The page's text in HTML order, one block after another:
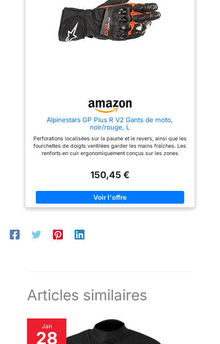
Alpinestars GP Plus R V2 Gants de moto,
noir/rouge, L
Perforations localisées sur la paume et le revers, ainsi que les
fourchettes de doigts ventilées garder les mains fraîches. Les
renforts en cuir ergonomiquement conçus sur les zones
Alpinestars développé insert stretch ergonomique entre le
considérablement le mouvement des mains. Universell Les
curseurs composés avancés de paume et de doigt de
polymère pour la résistance d'impact et d'abrasion. La
La fermeture intègre une sangle réglable pour le poignet pour
150,45 €
Articles similaires
Jan
28